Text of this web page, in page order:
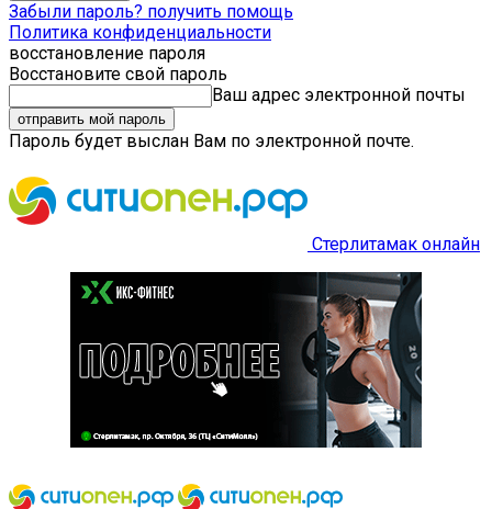
Забыли пароль? получить помощь
Политика конфиденциальности
восстановление пароля
Восстановите свой пароль
Ваш адрес электронной почты
Пароль будет выслан Вам по электронной почте.
Стерлитамак онлайн